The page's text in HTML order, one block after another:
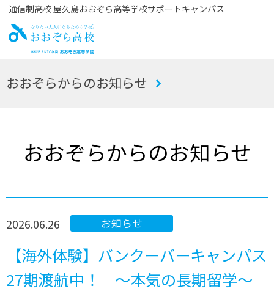
通信制高校 屋久島おおぞら高等学校サポートキャンパス
お
おおぞらからのお知らせ
おおぞらからのお知らせ
2026.06.26 お知らせ
【海外体験】バンクーバーキャンパス
27期渡航中！ ～本気の長期留学～